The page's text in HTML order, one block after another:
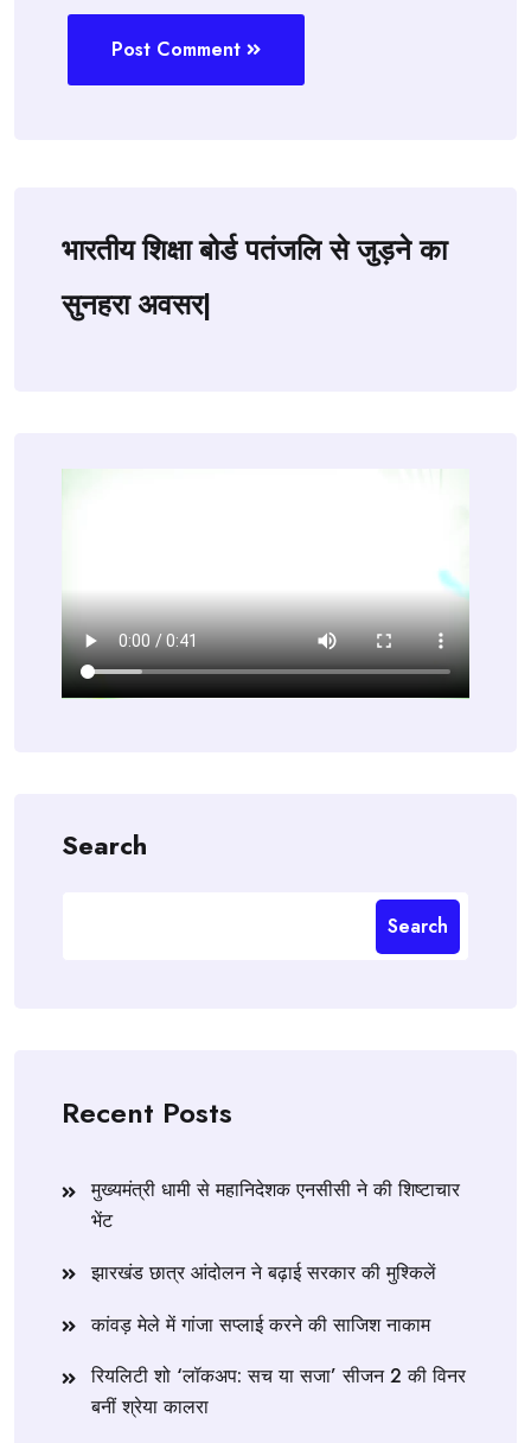
Post Comment
भारतीय शिक्षा बोर्ड पतंजलि से जुड़ने का
सुनहरा अवसर|
Search
Search
Recent Posts
मुख्यमंत्री धामी से महानिदेशक एनसीसी ने की शिष्टाचार
भेंट
झारखंड छात्र आंदोलन ने बढ़ाई सरकार की मुश्किलें
कांवड़ मेले में गांजा सप्लाई करने की साजिश नाकाम
रियलिटी शो ‘लॉकअप: सच या सजा’ सीजन 2 की विनर
बनीं श्रेया कालरा